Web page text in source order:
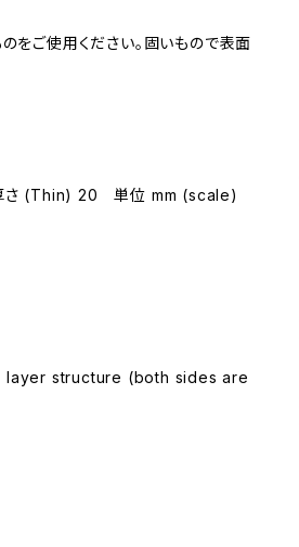
をご使用ください。固いもので表面
さ (Thin) 20 単位 mm (scale)
layer structure (both sides are